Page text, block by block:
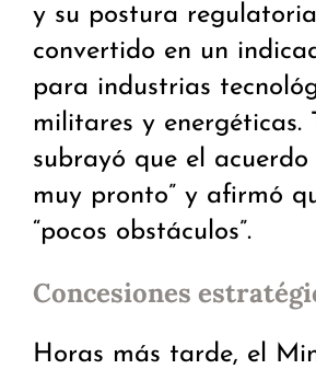
y su postura
convertido en un
para industrias
militares y energéticas.
subrayó que el acuerdo
muy pronto” y afirmó
“pocos obstáculos”.
Concesiones
Horas más tarde, el